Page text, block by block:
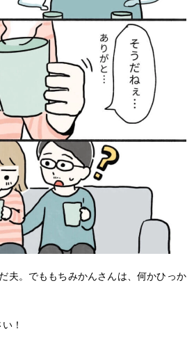
夫。でももちみかんさんは、何かひっか
！